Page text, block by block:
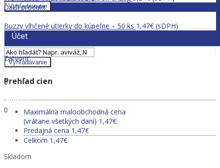
Vyhľadávanie
Účet
Vyhľadávanie
0
Ponuka
0
Ďalší produkt
Buzzy vlhčené utierky do kúpeľne – 50 ks 1,47€ (sDPH)
1,47 €
Zatvoriť
Prehľad cien
Maximálna maloobchodná cena
(vrátane všetkých daní) 1,47€
Predajná cena 1,47€
Celkom 1,47€
Skladom